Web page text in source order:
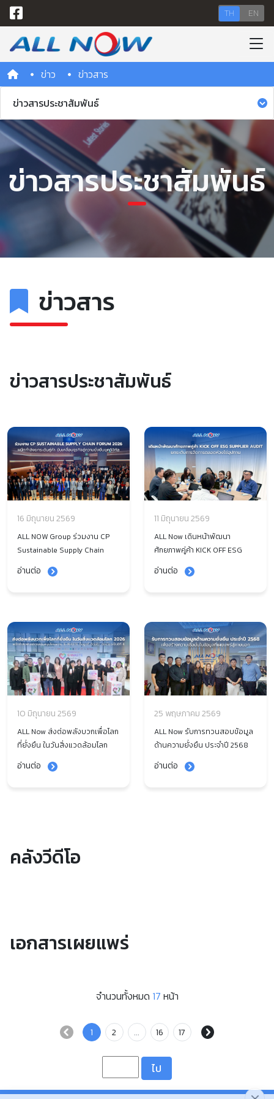
TH EN
ข่าว
ข่าวสาร
ข่าวสารประชาสัมพันธ์
ข่าวสารประชาสัมพันธ์
ข่าวสาร
ข่าวสารประชาสัมพันธ์
16 มิถุนายน 2569
ALL NOW Group ร่วมงาน CP
Sustainable Supply Chain
Forum 2026 ผนึกกำลังยกระดับ
คู่ค้า ขับเคลื่อนธุรกิจสู่ความ
อ่านต่อ
11 มิถุนายน 2569
ALL Now เดินหน้าพัฒนา
ศักยภาพคู่ค้า KICK OFF ESG
SUPPLIER AUDIT ยกระดับการ
จัดการตลอดห่วงโซ่อุปทาน
อ่านต่อ
10 มิถุนายน 2569
ALL Now ส่งต่อพลังบวกเพื่อโลก
ที่ยั่งยืน ในวันสิ่งแวดล้อมโลก
2026 ผนึกกำลังพันธมิตร
สนับสนุนโครงการ ‘E-Waste ทิ้ง
อ่านต่อ
25 พฤษภาคม 2569
ALL Now รับการทวนสอบข้อมูล
ด้านความยั่งยืน ประจำปี 2568
เพื่อสร้างความเชื่อมั่นในข้อมูลที่
เผยแพร่สู่ภายนอก
อ่านต่อ
คลังวีดีโอ
เอกสารเผยแพร่
จำนวนทั้งหมด 17 หน้า
1 2 ... 16 17
ไป